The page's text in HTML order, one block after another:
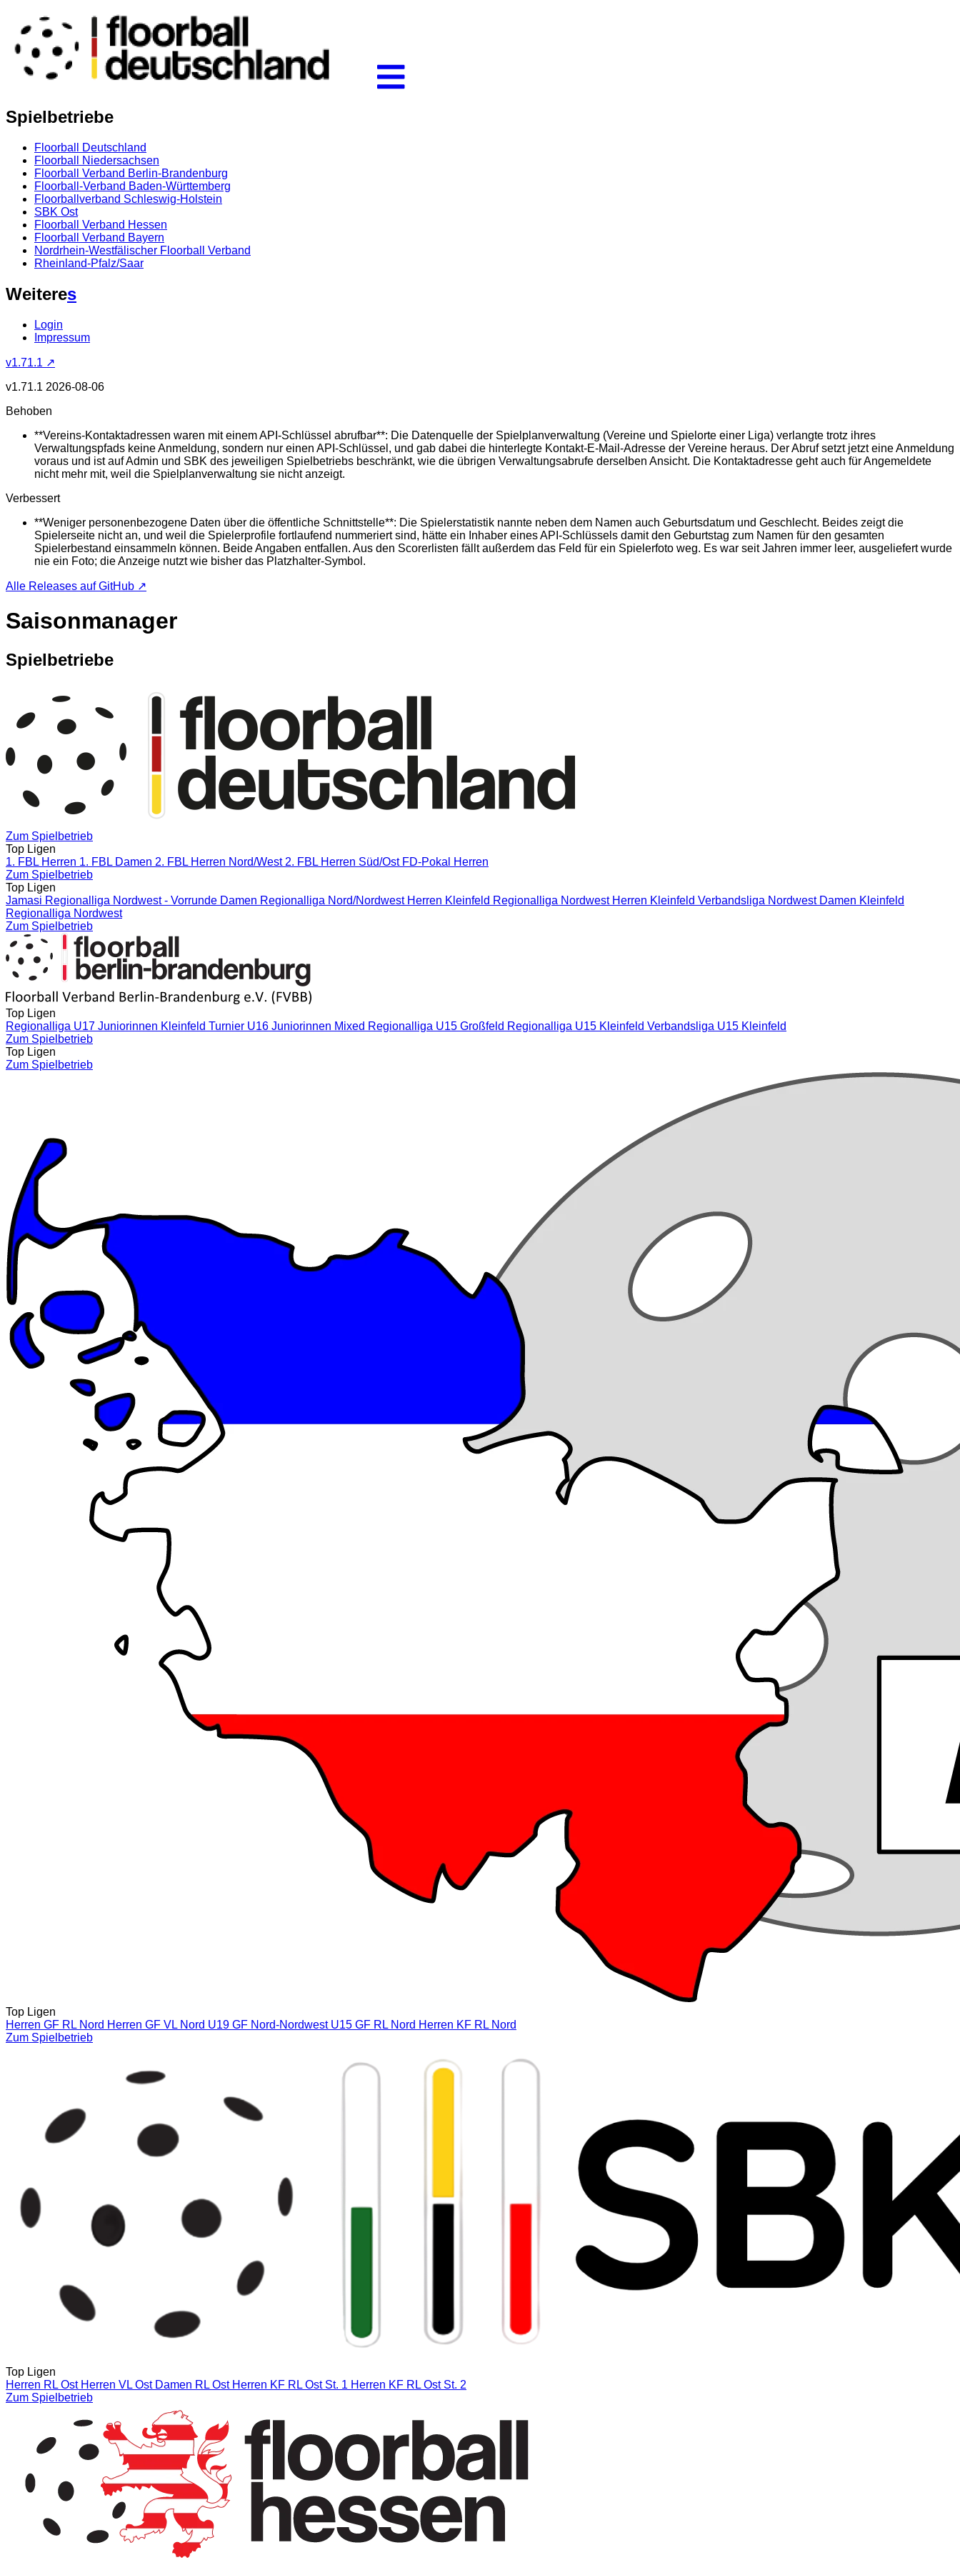
Spielbetriebe
Floorball Deutschland
Floorball Niedersachsen
Floorball Verband Berlin-Brandenburg
Floorball-Verband Baden-Württemberg
Floorballverband Schleswig-Holstein
SBK Ost
Floorball Verband Hessen
Floorball Verband Bayern
Nordrhein-Westfälischer Floorball Verband
Rheinland-Pfalz/Saar
Weiteres
Login
Impressum
v1.71.1 ↗
v1.71.1 2026-08-06
Behoben
**Vereins-Kontaktadressen waren mit einem API-Schlüssel abrufbar**: Die Datenquelle der Spielplanverwaltung (Vereine und Spielorte einer Liga) verlangte trotz ihres
Verwaltungspfads keine Anmeldung, sondern nur einen API-Schlüssel, und gab dabei die hinterlegte Kontakt-E-Mail-Adresse der Vereine heraus. Der Abruf setzt jetzt eine Anmeldung
voraus und ist auf Admin und SBK des jeweiligen Spielbetriebs beschränkt, wie die übrigen Verwaltungsabrufe derselben Ansicht. Die Kontaktadresse geht auch für Angemeldete
nicht mehr mit, weil die Spielplanverwaltung sie nicht anzeigt.
Verbessert
**Weniger personenbezogene Daten über die öffentliche Schnittstelle**: Die Spielerstatistik nannte neben dem Namen auch Geburtsdatum und Geschlecht. Beides zeigt die
Spielerseite nicht an, und weil die Spielerprofile fortlaufend nummeriert sind, hätte ein Inhaber eines API-Schlüssels damit den Geburtstag zum Namen für den gesamten
Spielerbestand einsammeln können. Beide Angaben entfallen. Aus den Scorerlisten fällt außerdem das Feld für ein Spielerfoto weg. Es war seit Jahren immer leer, ausgeliefert wurde
nie ein Foto; die Anzeige nutzt wie bisher das Platzhalter-Symbol.
Alle Releases auf GitHub ↗
Saisonmanager
Spielbetriebe
Zum Spielbetrieb
Top Ligen
1. FBL Herren 1. FBL Damen 2. FBL Herren Nord/West2. FBL Herren Süd/Ost FD-Pokal Herren
Zum Spielbetrieb
Top Ligen
Jamasi Regionalliga Nordwest - Vorrunde Damen Regionalliga Nord/Nordwest Herren Kleinfeld Regionalliga Nordwest Herren Kleinfeld Verbandsliga Nordwest Damen Kleinfeld
Regionalliga Nordwest
Zum Spielbetrieb
Top Ligen
Regionalliga U17 Juniorinnen Kleinfeld Turnier U16 Juniorinnen Mixed Regionalliga U15 Großfeld Regionalliga U15 Kleinfeld Verbandsliga U15 Kleinfeld
Zum Spielbetrieb
Top Ligen
Zum Spielbetrieb
Top Ligen
Herren GF RL Nord Herren GF VL Nord U19 GF Nord-Nordwest U15 GF RL Nord Herren KF RL Nord
Zum Spielbetrieb
Top Ligen
Herren RL Ost Herren VL Ost Damen RL Ost Herren KF RL Ost St. 1 Herren KF RL Ost St. 2
Zum Spielbetrieb